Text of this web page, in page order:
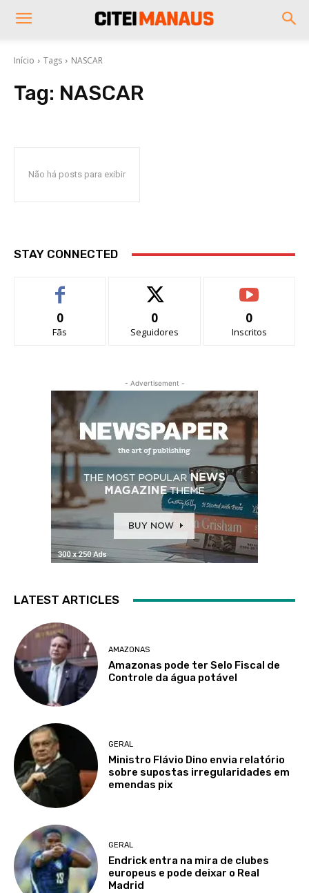
Início Tags NASCAR
Tag: NASCAR
Não há posts para exibir
STAY CONNECTED
0
Fãs
0
Seguidores
0
Inscritos
- Advertisement -
LATEST ARTICLES
AMAZONAS
Amazonas pode ter Selo Fiscal de
Controle da água potável
GERAL
Ministro Flávio Dino envia relatório
sobre supostas irregularidades em
emendas pix
GERAL
Endrick entra na mira de clubes
europeus e pode deixar o Real
Madrid